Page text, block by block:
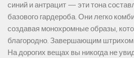
синий и антрацит — эти тона
базового гардероба. Они легко
создавая монохромные образы,
благородно. Завершающим
На дорогих вещах вы никогда не